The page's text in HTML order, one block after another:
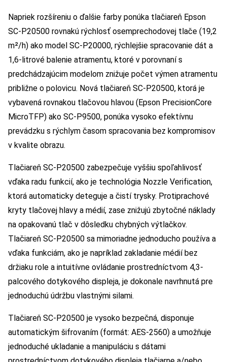
Napriek rozšíreniu o ďalšie farby ponúka tlačiareň Epson
SC-P20500 rovnakú rýchlosť osemprechodovej tlače (19,2
m²/h) ako model SC-P20000, rýchlejšie spracovanie dát a
1,6-litrové balenie atramentu, ktoré v porovnaní s
predchádzajúcim modelom znižuje počet výmen atramentu
približne o polovicu. Nová tlačiareň SC-P20500, ktorá je
vybavená rovnakou tlačovou hlavou (Epson PrecisionCore
MicroTFP) ako SC-P9500, ponúka vysoko efektívnu
prevádzku s rýchlym časom spracovania bez kompromisov
v kvalite obrazu.
Tlačiareň SC-P20500 zabezpečuje vyššiu spoľahlivosť
vďaka radu funkcií, ako je technológia Nozzle Verification,
ktorá automaticky deteguje a čistí trysky. Protiprachové
kryty tlačovej hlavy a médií, zase znižujú zbytočné náklady
na opakovanú tlač v dôsledku chybných výtlačkov.
Tlačiareň SC-P20500 sa mimoriadne jednoducho používa a
vďaka funkciám, ako je napríklad zakladanie médií bez
držiaku role a intuitívne ovládanie prostredníctvom 4,3-
palcového dotykového displeja, je dokonale navrhnutá pre
jednoduchú údržbu vlastnými silami.
Tlačiareň SC-P20500 je vysoko bezpečná, disponuje
automatickým šifrovaním (formát: AES-2560) a umožňuje
jednoduché ukladanie a manipuláciu s dátami